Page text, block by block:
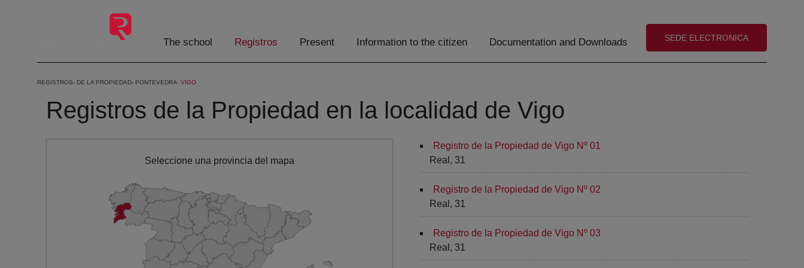
The school Registros Present Information to the citizen Documentation and Downloads (abre en nueva ventana)
SEDE ELECTRONICA
REGISTROS DE LA PROPIEDAD PONTEVEDRA VIGO
Registros de la Propiedad en la localidad de Vigo
Seleccione una provincia del mapa
Registro de la Propiedad de Vigo Nº 01
Real, 31
Registro de la Propiedad de Vigo Nº 02
Real, 31
Registro de la Propiedad de Vigo Nº 03
Real, 31